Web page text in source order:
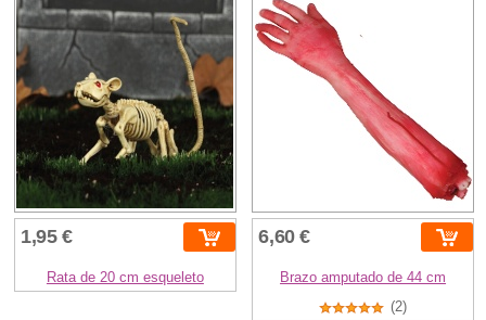
1,95 €
Rata de 20 cm esqueleto
6,60 €
Brazo amputado de 44 cm
(2)